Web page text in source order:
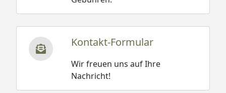
Kontakt-Formular
Wir freuen uns auf Ihre
Nachricht!